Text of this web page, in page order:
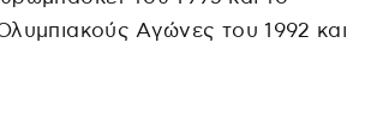
Αγώνες του 1992 και